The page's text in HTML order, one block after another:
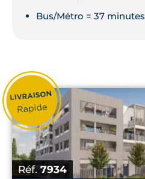
Bus/Métro = 37 minutes
Réf. 7934